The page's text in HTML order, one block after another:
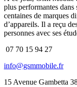
plus performantes
centaines de marques
d’appareils. Il a reçu
personnes avec ses
07 70 15 94 27
info@gsmmobile.fr
15 Avenue Gambetta